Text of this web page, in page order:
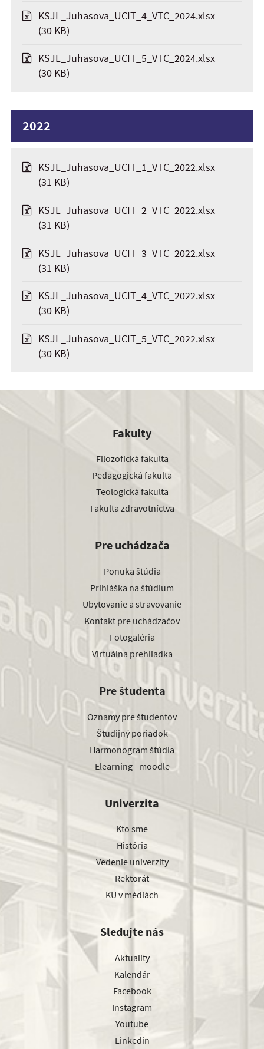
KSJL_Juhasova_UCIT_4_VTC_2024.xlsx
(30 KB)
KSJL_Juhasova_UCIT_5_VTC_2024.xlsx
(30 KB)
2022
KSJL_Juhasova_UCIT_1_VTC_2022.xlsx
(31 KB)
KSJL_Juhasova_UCIT_2_VTC_2022.xlsx
(31 KB)
KSJL_Juhasova_UCIT_3_VTC_2022.xlsx
(31 KB)
KSJL_Juhasova_UCIT_4_VTC_2022.xlsx
(30 KB)
KSJL_Juhasova_UCIT_5_VTC_2022.xlsx
(30 KB)
Fakulty
Filozofická fakulta
Pedagogická fakulta
Teologická fakulta
Fakulta zdravotníctva
Pre uchádzača
Ponuka štúdia
Prihláška na štúdium
Ubytovanie a stravovanie
Kontakt pre uchádzačov
Fotogaléria
Virtuálna prehliadka
Pre študenta
Oznamy pre študentov
Študijný poriadok
Harmonogram štúdia
Elearning - moodle
Univerzita
Kto sme
História
Vedenie univerzity
Rektorát
KU v médiách
Sledujte nás
Aktuality
Kalendár
Facebook
Instagram
Youtube
Linkedin